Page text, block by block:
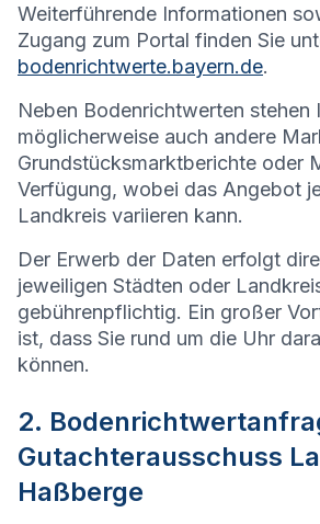
Weiterführende Informationen
Zugang zum Portal finden Sie
bodenrichtwerte.bayern.de.
Neben Bodenrichtwerten stehen
möglicherweise auch andere
Grundstücksmarktberichte oder
Verfügung, wobei das Angebot
Landkreis variieren kann.
Der Erwerb der Daten erfolgt
jeweiligen Städten oder
gebührenpflichtig. Ein großer
ist, dass Sie rund um die Uhr
können.
2.
Gutachterausschuss
Haßberge